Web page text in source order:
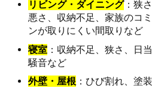
リビング・ダイニング：狭
悪さ、収納不足、家族のコ
ンが取りにくい間取りなど
寝室 ：収納不足、狭さ、日
騒音など
外壁・屋根 ：ひび割れ、塗